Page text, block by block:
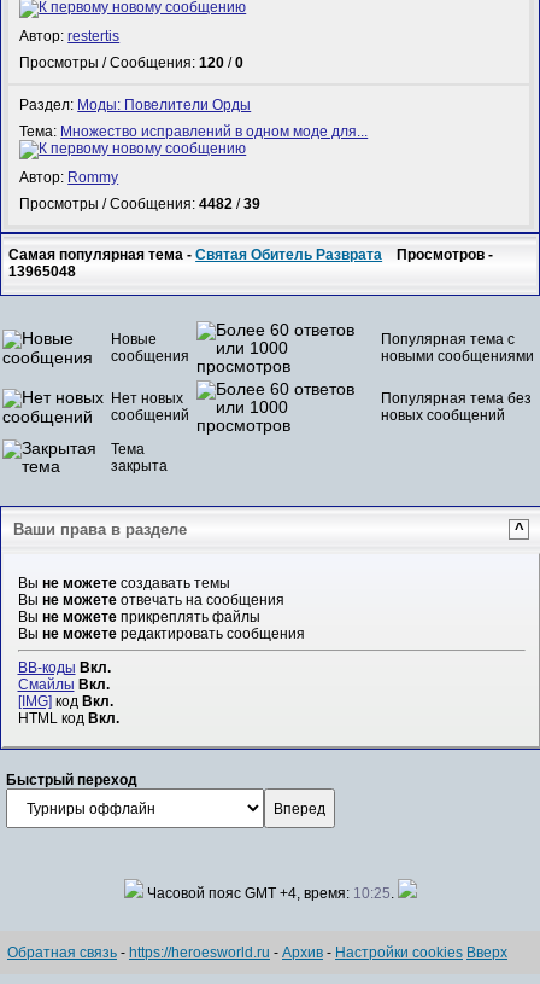
Автор:restertis
Просмотры / Сообщения:120 /0
Раздел: Моды: Повелители Орды
Тема: Множество исправлений в одном моде для...
Автор: Rommy
Просмотры / Сообщения:4482 /39
Самая популярная тема -Святая Обитель Разврата Просмотров -
13965048
Новые
сообщения
Популярная тема с
новыми сообщениями
Нет новых
сообщений
Популярная тема без
новых сообщений
Тема
закрыта
Ваши права в разделе ^
Вы не можетесоздавать темы
Вы не можетеотвечать на сообщения
Вы не можетеприкреплять файлы
Вы не можетередактировать сообщения
BB-коды Вкл.
Смайлы Вкл.
[IMG]код Вкл.
HTML код Вкл.
Быстрый переход
Часовой пояс GMT +4, время: 10:25.
Обратная связь - https://heroesworld.ru - Архив - Настройки cookies Вверх